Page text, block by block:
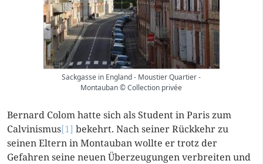
Sackgasse in England - Moustier Quartier -
Montauban © Collection privée
Bernard Colom hatte sich als Student in Paris zum
Calvinismus[1] bekehrt. Nach seiner Rückkehr zu
seinen Eltern in Montauban wollte er trotz der
Gefahren seine neuen Überzeugungen verbreiten und